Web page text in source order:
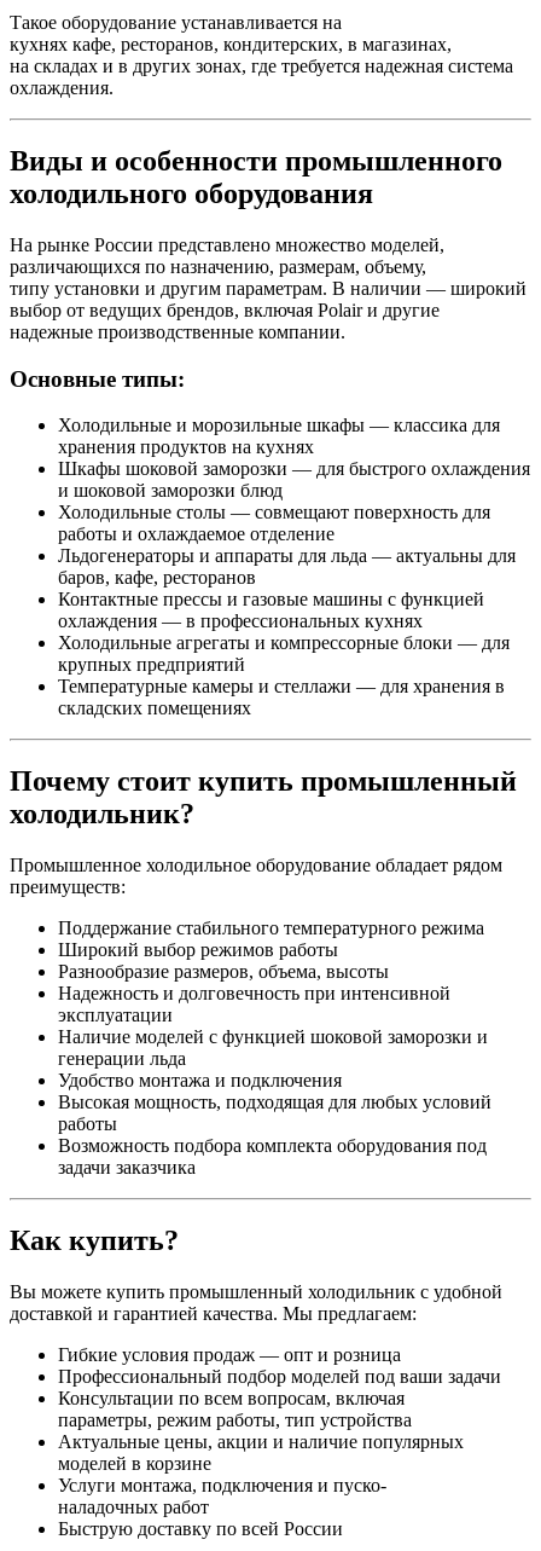
Такое оборудование устанавливается на
кухнях кафе, ресторанов, кондитерских, в магазинах,
на складах и в других зонах, где требуется надежная система
охлаждения.
Виды и особенности промышленного
холодильного оборудования
На рынке России представлено множество моделей,
различающихся по назначению, размерам, объему,
типу установки и другим параметрам. В наличии — широкий
выбор от ведущих брендов, включая Polair и другие
надежные производственные компании.
Основные типы:
Холодильные и морозильные шкафы — классика для
хранения продуктов на кухнях
Шкафы шоковой заморозки — для быстрого охлаждения
и шоковой заморозки блюд
Холодильные столы — совмещают поверхность для
работы и охлаждаемое отделение
Льдогенераторы и аппараты для льда — актуальны для
баров, кафе, ресторанов
Контактные прессы и газовые машины с функцией
охлаждения — в профессиональных кухнях
Холодильные агрегаты и компрессорные блоки — для
крупных предприятий
Температурные камеры и стеллажи — для хранения в
складских помещениях
Почему стоит купить промышленный
холодильник?
Промышленное холодильное оборудование обладает рядом
преимуществ:
Поддержание стабильного температурного режима
Широкий выбор режимов работы
Разнообразие размеров, объема, высоты
Надежность и долговечность при интенсивной
эксплуатации
Наличие моделей с функцией шоковой заморозки и
генерации льда
Удобство монтажа и подключения
Высокая мощность, подходящая для любых условий
работы
Возможность подбора комплекта оборудования под
задачи заказчика
Как купить?
Вы можете купить промышленный холодильник с удобной
доставкой и гарантией качества. Мы предлагаем:
Гибкие условия продаж — опт и розница
Профессиональный подбор моделей под ваши задачи
Консультации по всем вопросам, включая
параметры, режим работы, тип устройства
Актуальные цены, акции и наличие популярных
моделей в корзине
Услуги монтажа, подключения и пуско-
наладочных работ
Быструю доставку по всей России